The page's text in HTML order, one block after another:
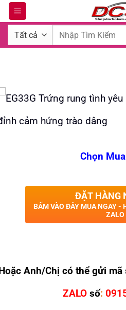
Bỏ
qua
dung
Tìm
Chọn
ĐẶT HÀNG
BẤM VÀO ĐÂY MUA NGAY -
ZALO
Anh/Chị có thể gửi
ZALO số: